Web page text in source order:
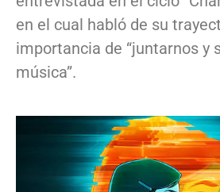
en el cual habló de su
importancia de “juntarnos y
música”.